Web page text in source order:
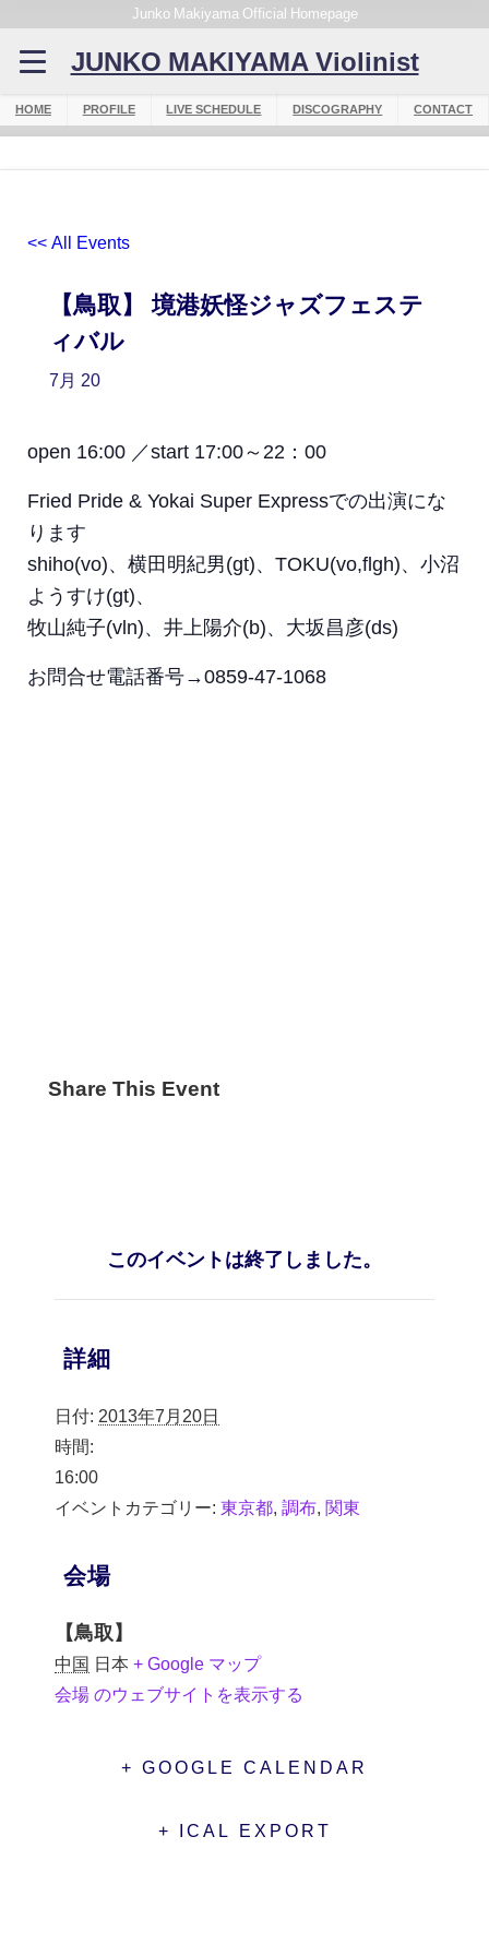
Junko Makiyama Official Homepage
JUNKO MAKIYAMA Violinist
HOME PROFILE LIVE SCHEDULE DISCOGRAPHY CONTACT
<< All Events
【鳥取】 境港妖怪ジャズフェステ
ィバル
7月 20
open 16:00 ／start 17:00～22：00
Fried Pride & Yokai Super Expressでの出演にな
ります
shiho(vo)、横田明紀男(gt)、TOKU(vo,flgh)、小沼
ようすけ(gt)、
牧山純子(vln)、井上陽介(b)、大坂昌彦(ds)
お問合せ電話番号→0859-47-1068
Share This Event
このイベントは終了しました。
詳細
日付: 2013年7月20日
時間:
16:00
イベントカテゴリー: 東京都 調布 関東
会場
【鳥取】
中国 日本 + Google マップ
会場 のウェブサイトを表示する
+ GOOGLE CALENDAR
+ ICAL EXPORT